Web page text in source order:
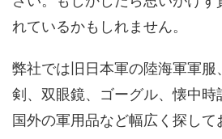
れているかもしれません。
弊社では旧日本軍の陸海軍軍服
剣、双眼鏡、ゴーグル、懐中時
国外の軍用品など幅広く探して